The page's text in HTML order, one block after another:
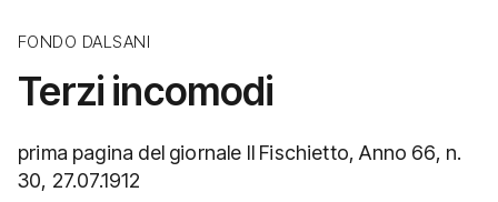
FONDO DALSANI
Terzi incomodi
prima pagina del giornale Il Fischietto, Anno 66, n.
30, 27.07.1912